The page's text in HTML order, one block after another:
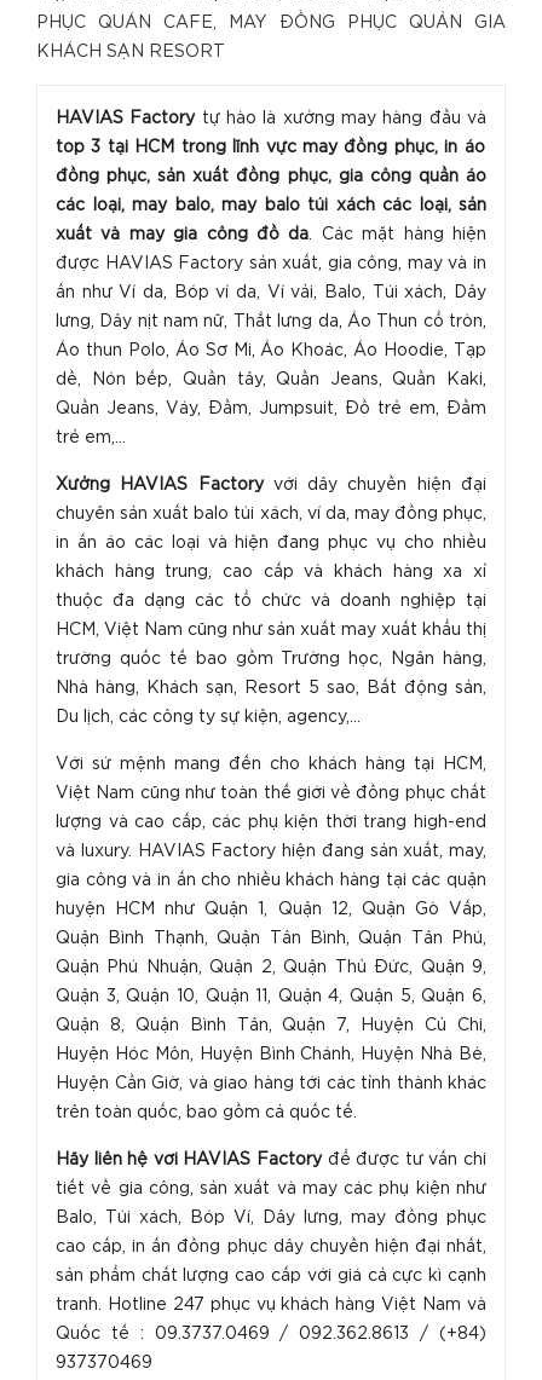
PHỤC QUÁN CAFE, MAY ĐỒNG PHỤC QUẢN GIA
KHÁCH SẠN RESORT
HAVIAS Factory tự hào là xưởng may hàng đầu và
top 3 tại HCM trong lĩnh vực may đồng phục, in áo
đồng phục, sản xuất đồng phục, gia công quần áo
các loại, may balo, may balo túi xách các loại, sản
xuất và may gia công đồ da . Các mặt hàng hiện
được HAVIAS Factory sản xuất, gia công, may và in
ấn như Ví da, Bóp ví da, Ví vải, Balo, Túi xách, Dây
lưng, Dây nịt nam nữ, Thắt lưng da, Áo Thun cổ tròn,
Áo thun Polo, Áo Sơ Mi, Áo Khoác, Áo Hoodie, Tạp
dề, Nón bếp, Quần tây, Quần Jeans, Quần Kaki,
Quần Jeans, Váy, Đầm, Jumpsuit, Đồ trẻ em, Đầm
trẻ em,...
Xưởng HAVIAS Factoryvới dây chuyền hiện đại
chuyên sản xuất balo túi xách, ví da, may đồng phục,
in ấn áo các loại và hiện đang phục vụ cho nhiều
khách hàng trung, cao cấp và khách hàng xa xỉ
thuộc đa dạng các tổ chức và doanh nghiệp tại
HCM, Việt Nam cũng như sản xuất may xuất khẩu thị
trường quốc tế bao gồm Trường học, Ngân hàng,
Nhà hàng, Khách sạn, Resort 5 sao, Bất động sản,
Du lịch, các công ty sự kiện, agency,...
Với sứ mệnh mang đến cho khách hàng tại HCM,
Việt Nam cũng như toàn thế giới về đồng phục chất
lượng và cao cấp, các phụ kiện thời trang high-end
và luxury. HAVIAS Factory hiện đang sản xuất, may,
gia công và in ấn cho nhiều khách hàng tại các quận
huyện HCM như Quận 1, Quận 12, Quận Gò Vấp,
Quận Bình Thạnh, Quận Tân Bình, Quận Tân Phú,
Quận Phú Nhuận, Quận 2, Quận Thủ Đức, Quận 9,
Quận 3, Quận 10, Quận 11, Quận 4, Quận 5, Quận 6,
Quận 8, Quận Bình Tân, Quận 7, Huyện Củ Chi,
Huyện Hóc Môn, Huyện Bình Chánh, Huyện Nhà Bè,
Huyện Cần Giờ, và giao hàng tới các tỉnh thành khác
trên toàn quốc, bao gồm cả quốc tế.
H ãy liên hệ với HAVIAS Factory để được tư vấn chi
tiết về gia công, sản xuất và may các phụ kiện như
Balo, Túi xách, Bóp Ví, Dây lưng, may đồng phục
cao cấp, in ấn đồng phục dây chuyền hiện đại nhất,
sản phẩm chất lượng cao cấp với giá cả cực kì cạnh
tranh. Hotline 247 phục vụ khách hàng Việt Nam và
Quốc tế : 09.3737.0469 / 092.362.8613 / (+84)
937370469